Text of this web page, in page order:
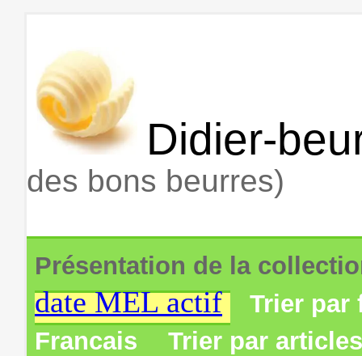
Didier-
des bons beurres)
Présentation de la
date MEL actif
Trier par
Francais
Trier par